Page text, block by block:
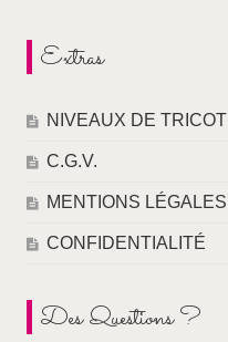
Extras
NIVEAUX DE TRICOT
C.G.V.
MENTIONS LÉGALES
CONFIDENTIALITÉ
Des Questions ?